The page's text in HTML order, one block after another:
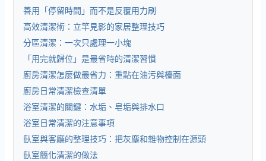
善用「停留時間」而不是反覆用力刷
高效清潔術：立竿見影的家居整理技巧
分區清潔：一次只處理一小塊
「用完就歸位」是最省時的清潔習慣
廚房清潔怎麼做最省力：重點在油污與檯面
廚房日常清潔檢查清單
浴室清潔的關鍵：水垢、皂垢與排水口
浴室日常清潔的注意事項
臥室與客廳的整理技巧：把灰塵和雜物控制在源頭
臥室簡化清潔的做法